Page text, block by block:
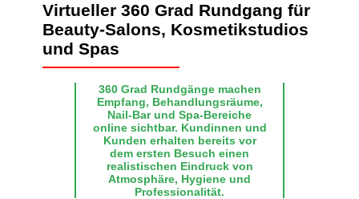
Virtueller 360 Grad Rundgang für
Beauty-Salons, Kosmetikstudios
und Spas
360 Grad Rundgänge machen
Empfang, Behandlungsräume,
Nail-Bar und Spa-Bereiche
online sichtbar. Kundinnen und
Kunden erhalten bereits vor
dem ersten Besuch einen
realistischen Eindruck von
Atmosphäre, Hygiene und
Professionalität.